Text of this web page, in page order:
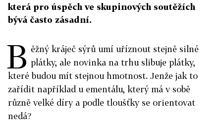
která pro úspěch ve skupinových soutěžích
bývá často zásadní.
B ěžný kráječ sýrů umí uříznout stejně silné
plátky, ale novinka na trhu slibuje plátky,
které budou mít stejnou hmotnost. Jenže jak to
zařídit například u ementálu, který má v sobě
různě velké díry a podle tloušťky se orientovat
nedá?